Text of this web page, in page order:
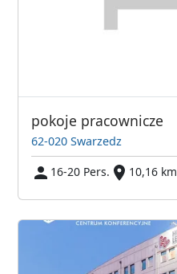
pokoje pracownicze
62-020 Swarzedz
16-20 Pers.
10,16 km